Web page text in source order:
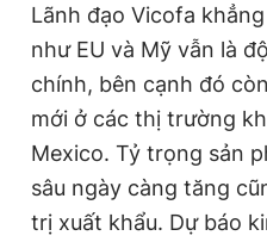
Lãnh đạo Vicofa
như EU và Mỹ vẫn là
chính, bên cạnh đó
mới ở các thị trường
Mexico. Tỷ trọng sản
sâu ngày càng tăng
trị xuất khẩu. Dự báo